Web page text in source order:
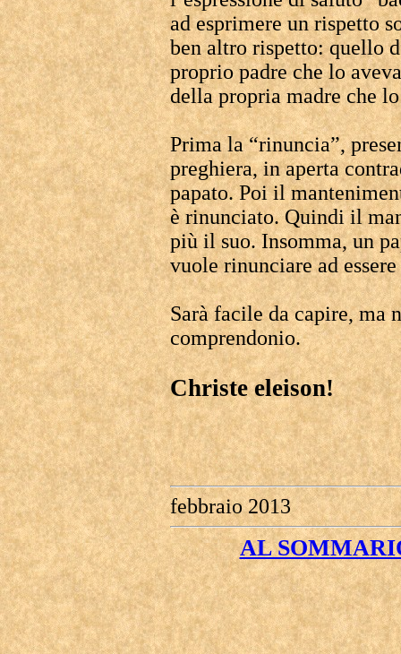
ad esprimere un rispetto
ben altro rispetto: quello
proprio padre che lo
della propria madre che
Prima la “rinuncia”,
preghiera, in aperta
papato. Poi il
è rinunciato. Quindi il
più il suo. Insomma, un
vuole rinunciare ad essere
Sarà facile da capire, ma
comprendonio.
Christe eleison!
febbraio 2013
AL